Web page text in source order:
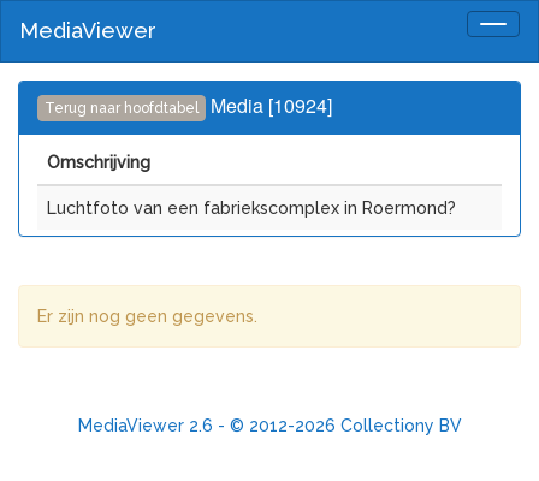
MediaViewer
Terug naar hoofdtabel Media [10924]
Omschrijving
Luchtfoto van een fabriekscomplex in Roermond?
Er zijn nog geen gegevens.
MediaViewer 2.6 - © 2012-2026 Collectiony BV